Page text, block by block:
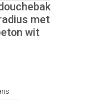
met
wit